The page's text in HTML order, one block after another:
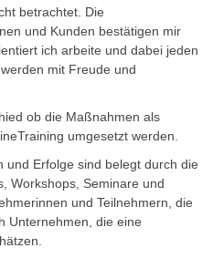
betrachtet. Die
und Kunden bestätigen mir
ich arbeite und dabei jeden
mit Freude und
ob die Maßnahmen als
umgesetzt werden.
und Erfolge sind belegt durch die
Workshops, Seminare und
und Teilnehmern, die
Unternehmen, die eine